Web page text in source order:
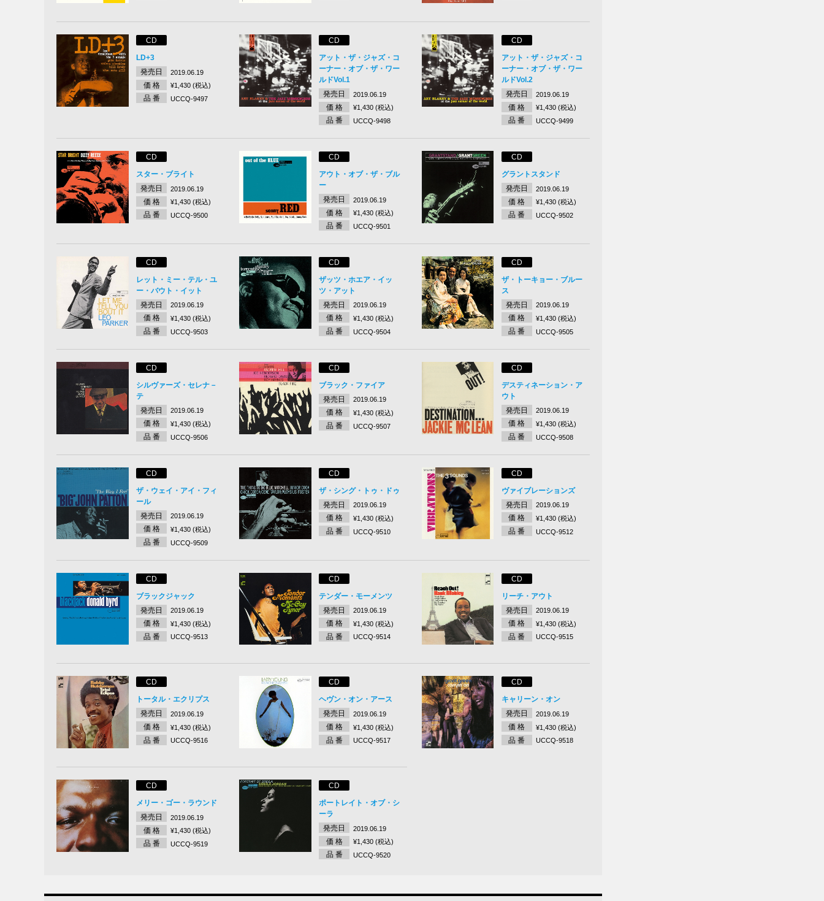
CD
LD+3
発売日
2019.06.19
価 格 ¥1,430 (税込)
品 番 UCCQ-9497
CD
アット・ザ・ジャズ・コ
ーナー・オブ・ザ・ワー
ルドVol.1
発売日
2019.06.19
価 格 ¥1,430 (税込)
品 番 UCCQ-9498
CD
アット・ザ・ジャズ・コ
ーナー・オブ・ザ・ワー
ルドVol.2
発売日
2019.06.19
価 格 ¥1,430 (税込)
品 番 UCCQ-9499
CD
スター・ブライト
発売日
2019.06.19
価 格 ¥1,430 (税込)
品 番 UCCQ-9500
CD
アウト・オブ・ザ・ブル
ー
発売日
2019.06.19
価 格 ¥1,430 (税込)
品 番 UCCQ-9501
CD
グラントスタンド
発売日
2019.06.19
価 格 ¥1,430 (税込)
品 番 UCCQ-9502
CD
レット・ミー・テル・ユ
ー・バウト・イット
発売日
2019.06.19
価 格 ¥1,430 (税込)
品 番 UCCQ-9503
CD
ザッツ・ホエア・イッ
ツ・アット
発売日
2019.06.19
価 格 ¥1,430 (税込)
品 番 UCCQ-9504
CD
ザ・トーキョー・ブルー
ス
発売日
2019.06.19
価 格 ¥1,430 (税込)
品 番 UCCQ-9505
CD
シルヴァーズ・セレナ－
テ
発売日
2019.06.19
価 格 ¥1,430 (税込)
品 番 UCCQ-9506
CD
ブラック・ファイア
発売日
2019.06.19
価 格 ¥1,430 (税込)
品 番 UCCQ-9507
CD
デスティネーション・ア
ウト
発売日
2019.06.19
価 格 ¥1,430 (税込)
品 番 UCCQ-9508
CD
ザ・ウェイ・アイ・フィ
ール
発売日
2019.06.19
価 格 ¥1,430 (税込)
品 番 UCCQ-9509
CD
ザ・シング・トゥ・ドゥ
発売日
2019.06.19
価 格 ¥1,430 (税込)
品 番 UCCQ-9510
CD
ヴァイブレーションズ
発売日
2019.06.19
価 格 ¥1,430 (税込)
品 番 UCCQ-9512
CD
ブラックジャック
発売日
2019.06.19
価 格 ¥1,430 (税込)
品 番 UCCQ-9513
CD
テンダー・モーメンツ
発売日
2019.06.19
価 格 ¥1,430 (税込)
品 番 UCCQ-9514
CD
リーチ・アウト
発売日
2019.06.19
価 格 ¥1,430 (税込)
品 番 UCCQ-9515
CD
トータル・エクリプス
発売日
2019.06.19
価 格 ¥1,430 (税込)
品 番 UCCQ-9516
CD
ヘヴン・オン・アース
発売日
2019.06.19
価 格 ¥1,430 (税込)
品 番 UCCQ-9517
CD
キャリーン・オン
発売日
2019.06.19
価 格 ¥1,430 (税込)
品 番 UCCQ-9518
CD
メリー・ゴー・ラウンド
発売日
2019.06.19
価 格 ¥1,430 (税込)
品 番 UCCQ-9519
CD
ポートレイト・オブ・シ
ーラ
発売日
2019.06.19
価 格 ¥1,430 (税込)
品 番 UCCQ-9520